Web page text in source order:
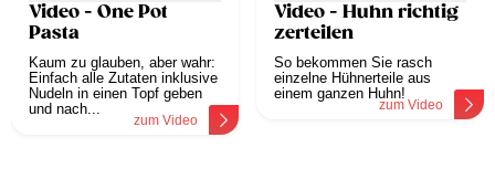
Video - One Pot
Pasta
Kaum zu glauben, aber wahr:
Einfach alle Zutaten inklusive
Nudeln in einen Topf geben
und nach...
zum Video
Video - Huhn richtig
zerteilen
So bekommen Sie rasch
einzelne Hühnerteile aus
einem ganzen Huhn!
zum Video